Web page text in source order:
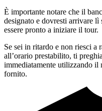
È importante notare che il
designato e dovresti arrivare lì
essere pronto a iniziare il tour.
Se sei in ritardo e non riesci
all’orario prestabilito, ti
immediatamente utilizzando il
fornito.